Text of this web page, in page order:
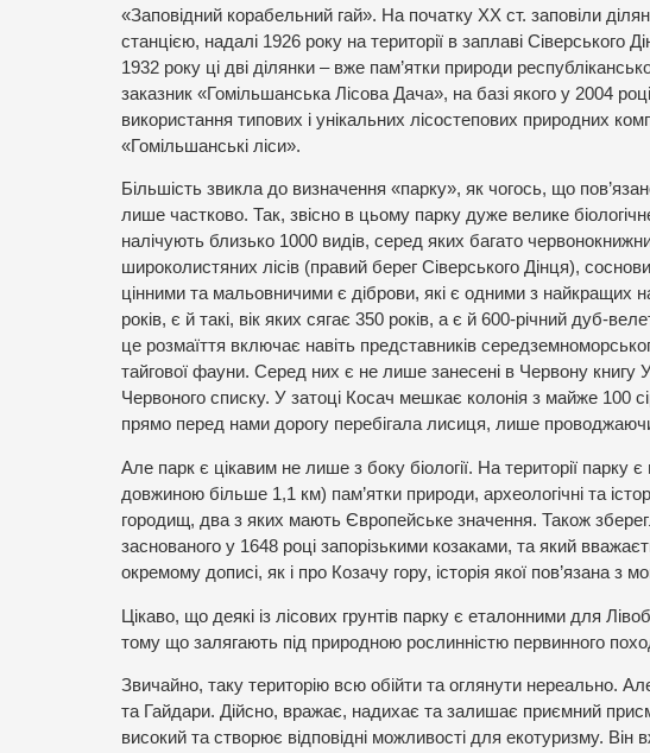
«Заповідний корабельний гай». На початку ХХ ст. заповіли
станцією, надалі 1926 року на території в заплаві
1932 року ці дві ділянки – вже пам’ятки природи
заказник «Гомільшанська Лісова Дача», на базі якого у 2004
використання типових і унікальних лісостепових природних
«Гомільшанські ліси».
Більшість звикла до визначення «парку», як чогось, що
лише частково. Так, звісно в цьому парку дуже велике
налічують близько 1000 видів, серед яких багато
широколистяних лісів (правий берег Сіверського Дінця),
цінними та мальовничими є діброви, які є одними з найкращих
років, є й такі, вік яких сягає 350 років, а є й 600-річний дуб-
це розмаїття включає навіть представників
тайгової фауни. Серед них є не лише занесені в Червону книгу
Червоного списку. У затоці Косач мешкає колонія з майже 100
прямо перед нами дорогу перебігала лисиця, лише
Але парк є цікавим не лише з боку біології. На території парку є
довжиною більше 1,1 км) пам’ятки природи, археологічні та
городищ, два з яких мають Європейське значення. Також
заснованого у 1648 році запорізькими козаками, та який
окремому дописі, як і про Козачу гору, історія якої пов’язана з
Цікаво, що деякі із лісових грунтів парку є еталонними для
тому що залягають під природною рослинністю первинного
Звичайно, таку територію всю обійти та оглянути нереально.
та Гайдари. Дійсно, вражає, надихає та залишає приємний
високий та створює відповідні можливості для екотуризму. Він